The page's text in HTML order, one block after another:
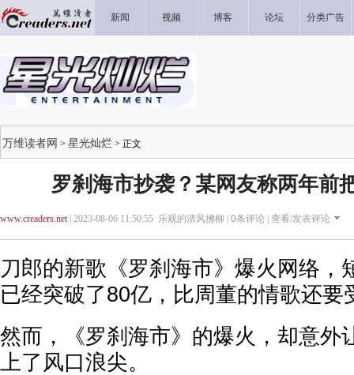
新闻 视频 博客 论坛 分类广告
万维读者网 > 星光灿烂 > 正文
罗刹海市抄袭？某网友称两年前
www.creaders.net| 2023-08-06 11:50:55 乐观的清风拂柳 | 0条评论 | 查看/发表评论
刀郎的新歌《罗刹海市》爆火网络，
已经突破了80亿，比周董的情歌还要
然而，《罗刹海市》的爆火，却意外
上了风口浪尖。